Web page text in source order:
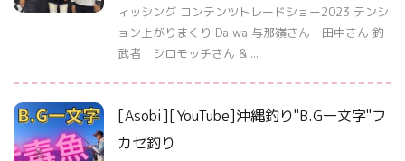
ィッシング コンテンツトレードショー2023 テンシ
ョン上がりまくり Daiwa 与那嶺さん 田中さん 釣
武者 シロモッチさん & ...
[Asobi][YouTube]沖縄釣り"B.G一文字"フ
カセ釣り